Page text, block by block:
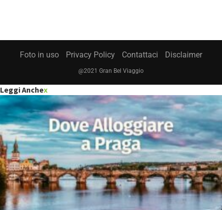
Foto in uso Privacy Policy Contattaci Disclaimer
@2021 Gran Bel Viaggio
Leggi Anchex